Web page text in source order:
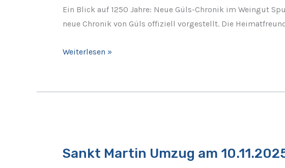
Ein Blick auf 1250 Jahre: Neue Güls-Chronik im Weingut
neue Chronik von Güls offiziell vorgestellt. Die
da!
Weiterlesen »
Sankt Martin Umzug am
Umzug